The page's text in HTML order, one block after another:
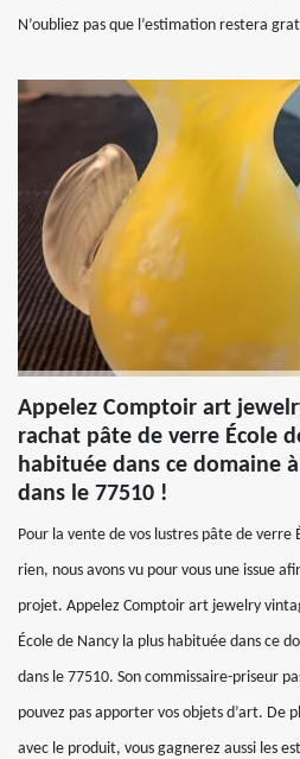
N’oubliez pas que l’estimation restera
Appelez Comptoir art
rachat pâte de verre École
habituée dans ce domaine
dans le 77510 !
Pour la vente de vos lustres pâte de verre
rien, nous avons vu pour vous une issue
projet. Appelez Comptoir art jewelry
École de Nancy la plus habituée dans ce
dans le 77510. Son commissaire-priseur
pouvez pas apporter vos objets d’art. De
avec le produit, vous gagnerez aussi les